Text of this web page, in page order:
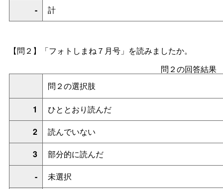
-
計
【問２】「フォトしまね７月号」を読みましたか。
問２の回答結果
問２の選択肢
1
ひととおり読んだ
2
読んでいない
3
部分的に読んだ
-
未選択